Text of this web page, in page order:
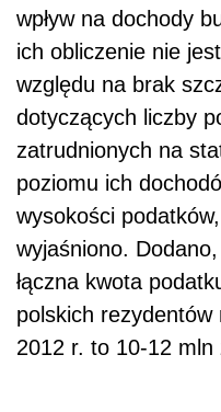
wpływ na dochody
ich obliczenie nie
względu na brak
dotyczących liczby
zatrudnionych na
poziomu ich
wysokości
wyjaśniono.
łączna kwota
polskich
2012 r. to 10-12 mln